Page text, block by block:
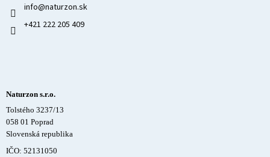
info@naturzon.sk
+421 222 205 409
Naturzon s.r.o.
Tolstého 3237/13
058 01 Poprad
Slovenská republika
IČO: 52131050